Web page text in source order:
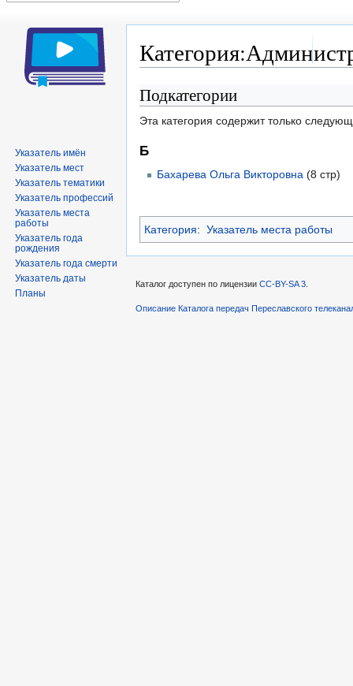
Перейти
к
навигации
Перейти
к
поиску
Подкатегории
Эта категория содержит только
Б
Бахарева Ольга Викторовна (8 стр)
Категория: Указатель места работы
Указатель имён
Указатель мест
Указатель тематики
Указатель профессий
Указатель места
работы
Указатель года
рождения
Указатель года смерти
Указатель даты
Планы
Каталог доступен по лицензии CC-BY-SA 3
Описание Каталога передач Переславского